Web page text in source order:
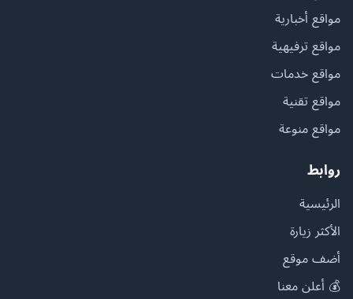
مواقع أخبارية
مواقع ترفيهية
مواقع خدمات
مواقع تقنية
مواقع منوعة
روابط
الرئيسية
الأكثر زيارة
أضف موقع
💰 أعلن معنا